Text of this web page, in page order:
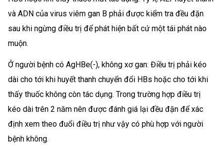
và ADN của virus viêm gan B phải được kiểm tra đều đặn
sau khi ngừng điều trị để phát hiện bất cứ một tái phát nào
muộn.
Ở người bệnh có AgHBe(-), không xơ gan: Điều trị phải kéo
dài cho tới khi huyết thanh chuyển đổi HBs hoặc cho tới khi
thấy thuốc không còn tác dụng. Trong trường hợp điều trị
kéo dài trên 2 năm nên được đánh giá lại đều đặn để xác
định xem theo đuổi điều trị như vậy có phù hợp với người
bệnh không.